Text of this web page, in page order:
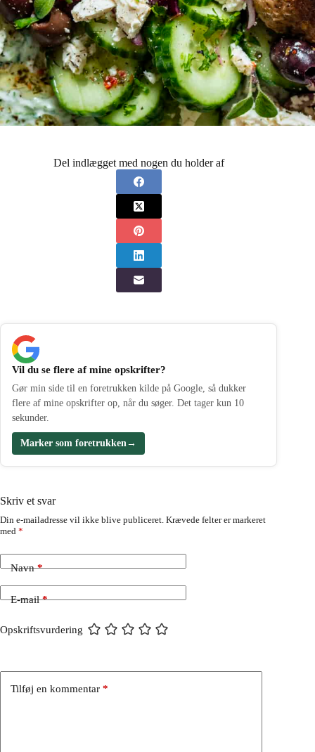
Del indlægget med nogen du holder af
Vil du se flere af mine opskrifter?
Gør min side til en foretrukken kilde på Google, så dukker
flere af mine opskrifter op, når du søger. Det tager kun 10
sekunder.
Marker som foretrukken→
Skriv et svar
Din e-mailadresse vil ikke blive publiceret. Krævede felter er markeret
med *
Navn*
E-mail*
Opskriftsvurdering
Tilføj en kommentar *